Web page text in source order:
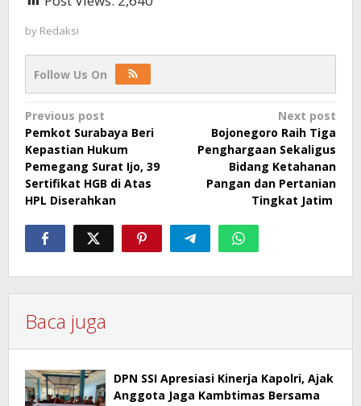
by Redaksi
Follow Us On
Post
navigation
Previous post
Pemkot Surabaya Beri
Kepastian Hukum
Pemegang Surat Ijo, 39
Sertifikat HGB di Atas
HPL Diserahkan
Next post
Bojonegoro Raih Tiga
Penghargaan Sekaligus
Bidang Ketahanan
Pangan dan Pertanian
Tingkat Jatim
Baca juga
DPN SSI Apresiasi Kinerja Kapolri, Ajak
Anggota Jaga Kambtimas Bersama